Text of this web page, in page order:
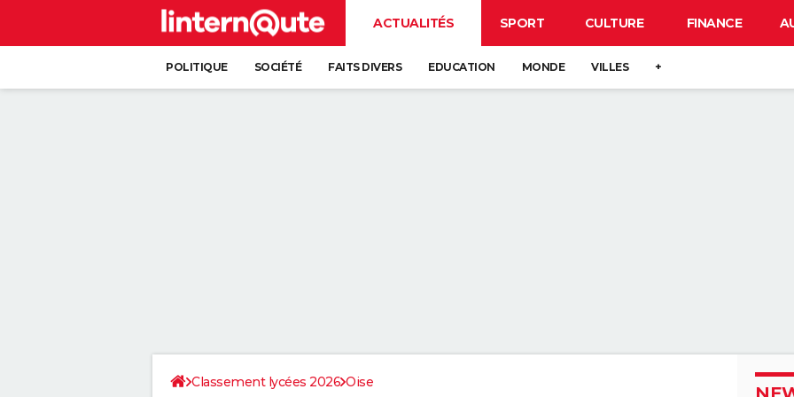
ACTUALITÉS SPORT CULTURE FINANCE
POLITIQUE SOCIÉTÉ FAITS DIVERS EDUCATION MONDE VILLES +
Classement lycées 2026 Oise